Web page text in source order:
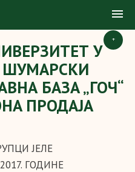
+
У
ШУМАРСКИ
БАЗА „ГОЧ“
ПРОДАЈA
ЈЕЛЕ
ГОДИНЕ